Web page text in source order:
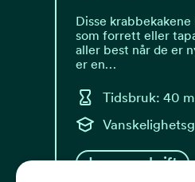
Disse krabbekakene
som forrett eller
aller best når de er
er en…
Tidsbruk: 40
Les oppskrift